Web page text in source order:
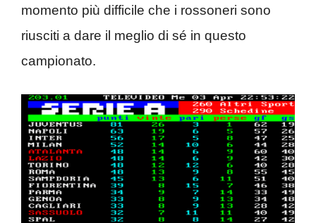
momento più difficile che i rossoneri sono
riusciti a dare il meglio di sé in questo
campionato.